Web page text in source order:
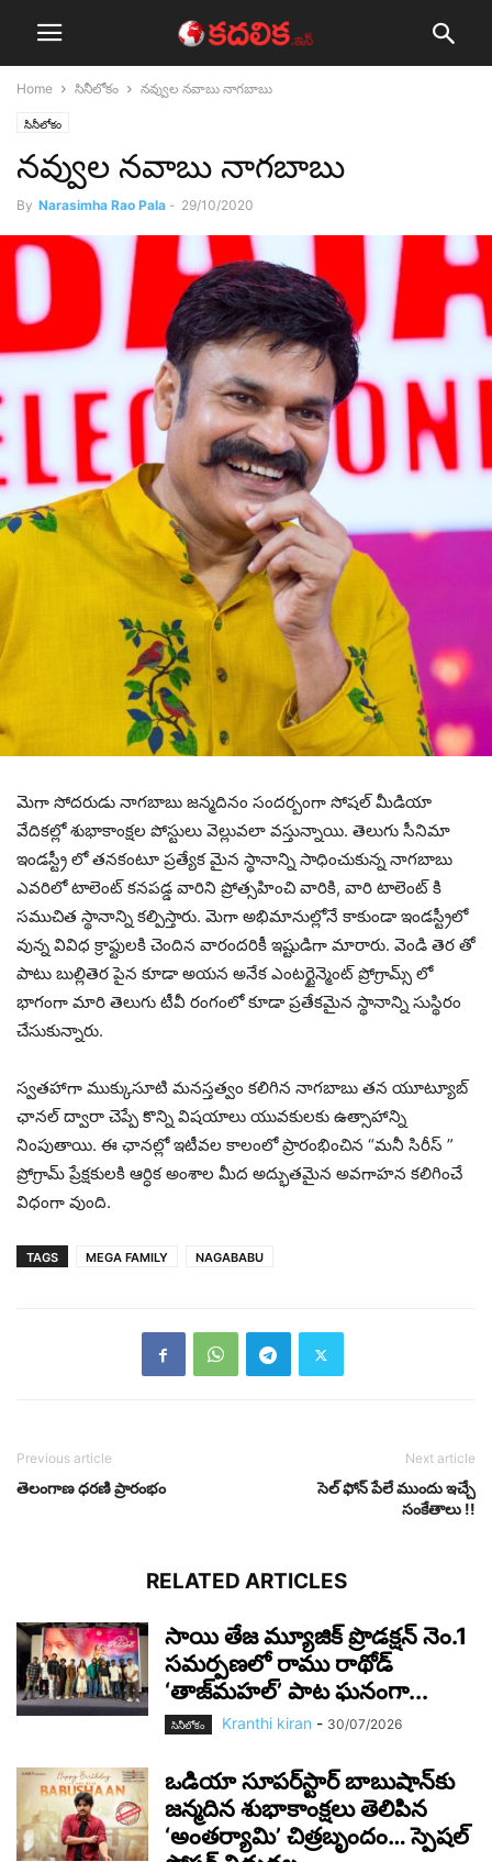
Home సినీలోకం నవ్వుల నవాబు నాగబాబు
సినీలోకం
నవ్వుల నవాబు నాగబాబు
By Narasimha Rao Pala - 29/10/2020
మెగా సోదరుడు నాగబాబు జన్మదినం సందర్బంగా సోషల్ మీడియా
వేదికల్లో శుభాకాంక్షల పోస్టులు వెల్లువలా వస్తున్నాయి. తెలుగు సీనిమా
ఇండస్ట్రీ లో తనకంటూ ప్రత్యేక మైన స్థానాన్ని సాధించుకున్న నాగబాబు
ఎవరిలో టాలెంట్ కనపడ్డ వారిని ప్రోత్సహించి వారికి, వారి టాలెంట్ కి
సముచిత స్థానాన్ని కల్పిస్తారు. మెగా అభిమానుల్లోనే కాకుండా ఇండస్ట్రీలో
వున్న వివిధ క్రాఫ్టులకి చెందిన వారందరికీ ఇష్టుడిగా మారారు. వెండి తెర తో
పాటు బుల్లితెర పైన కూడా అయన అనేక ఎంటర్టైన్మెంట్ ప్రోగ్రామ్స్ లో
భాగంగా మారి తెలుగు టీవీ రంగంలో కూడా ప్రతేకమైన స్థానాన్ని సుస్థిరం
చేసుకున్నారు.
స్వతహాగా ముక్కుసూటి మనస్తత్వం కలిగిన నాగబాబు తన యూట్యూబ్
ఛానల్ ద్వారా చెప్పే కొన్ని విషయాలు యువకులకు ఉత్సాహాన్ని
నింపుతాయి. ఈ ఛానల్లో ఇటీవల కాలంలో ప్రారంభించిన “మనీ సిరీస్ ”
ప్రోగ్రామ్ ప్రేక్షకులకి ఆర్ధిక అంశాల మీద అద్భుతమైన అవగాహన కలిగించే
విధంగా వుంది.
TAGS MEGA FAMILY NAGABABU
Previous article
తెలంగాణ ధరణి ప్రారంభం
Next article
సెల్ ఫోన్ పేలే ముందు ఇచ్చే
సంకేతాలు !!
RELATED ARTICLES
సాయి తేజ మ్యూజిక్ ప్రొడక్షన్ నెం.1
సమర్పణలో రాము రాథోడ్
‘తాజ్‌మహల్’ పాట ఘనంగా...
సినీలోకం Kranthi kiran - 30/07/2026
ఒడియా సూపర్‌స్టార్ బాబుషాన్‌కు
జన్మదిన శుభాకాంక్షలు తెలిపిన
‘అంతర్యామి’ చిత్రబృందం… స్పెషల్